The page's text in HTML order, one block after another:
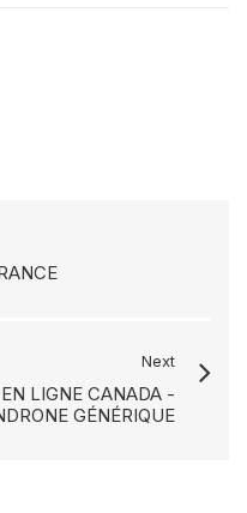
Next
LIGNE CANADA -
GÉNÉRIQUE